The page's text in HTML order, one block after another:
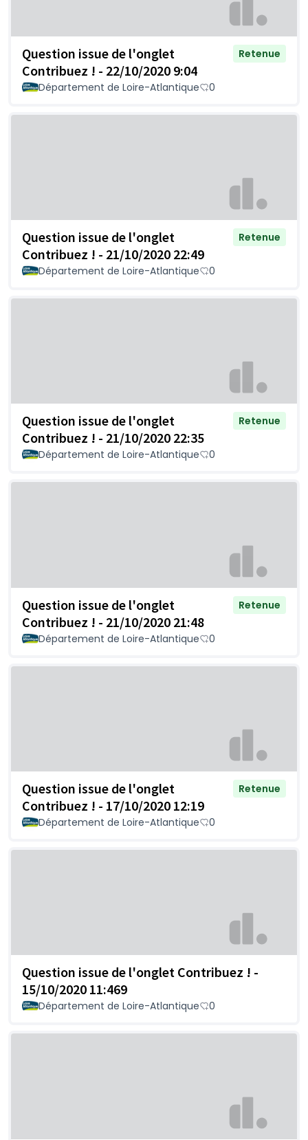
Question issue de l'onglet
Contribuez ! - 22/10/2020 9:04
Retenue
Département de Loire-Atlantique 0
Question issue de l'onglet
Contribuez ! - 21/10/2020 22:49
Retenue
Département de Loire-Atlantique 0
Question issue de l'onglet
Contribuez ! - 21/10/2020 22:35
Retenue
Département de Loire-Atlantique 0
Question issue de l'onglet
Contribuez ! - 21/10/2020 21:48
Retenue
Département de Loire-Atlantique 0
Question issue de l'onglet
Contribuez ! - 17/10/2020 12:19
Retenue
Département de Loire-Atlantique 0
Question issue de l'onglet Contribuez ! -
15/10/2020 11:469
Département de Loire-Atlantique 0